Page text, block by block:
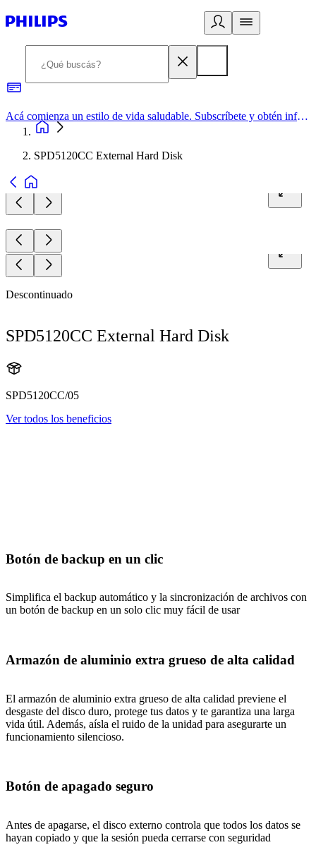
Acá comienza un estilo de vida saludable. Subscríbete y obtén información de primera mano
SPD5120CC External Hard Disk
Descontinuado
SPD5120CC External Hard Disk
SPD5120CC/05
Ver todos los beneficios
Botón de backup en un clic
Simplifica el backup automático y la sincronización de archivos con
un botón de backup en un solo clic muy fácil de usar
Armazón de aluminio extra grueso de alta calidad
El armazón de aluminio extra grueso de alta calidad previene el
desgaste del disco duro, protege tus datos y te garantiza una larga
vida útil. Además, aísla el ruido de la unidad para asegurarte un
funcionamiento silencioso.
Botón de apagado seguro
Antes de apagarse, el disco externo controla que todos los datos se
hayan copiado y que la sesión pueda cerrarse con seguridad